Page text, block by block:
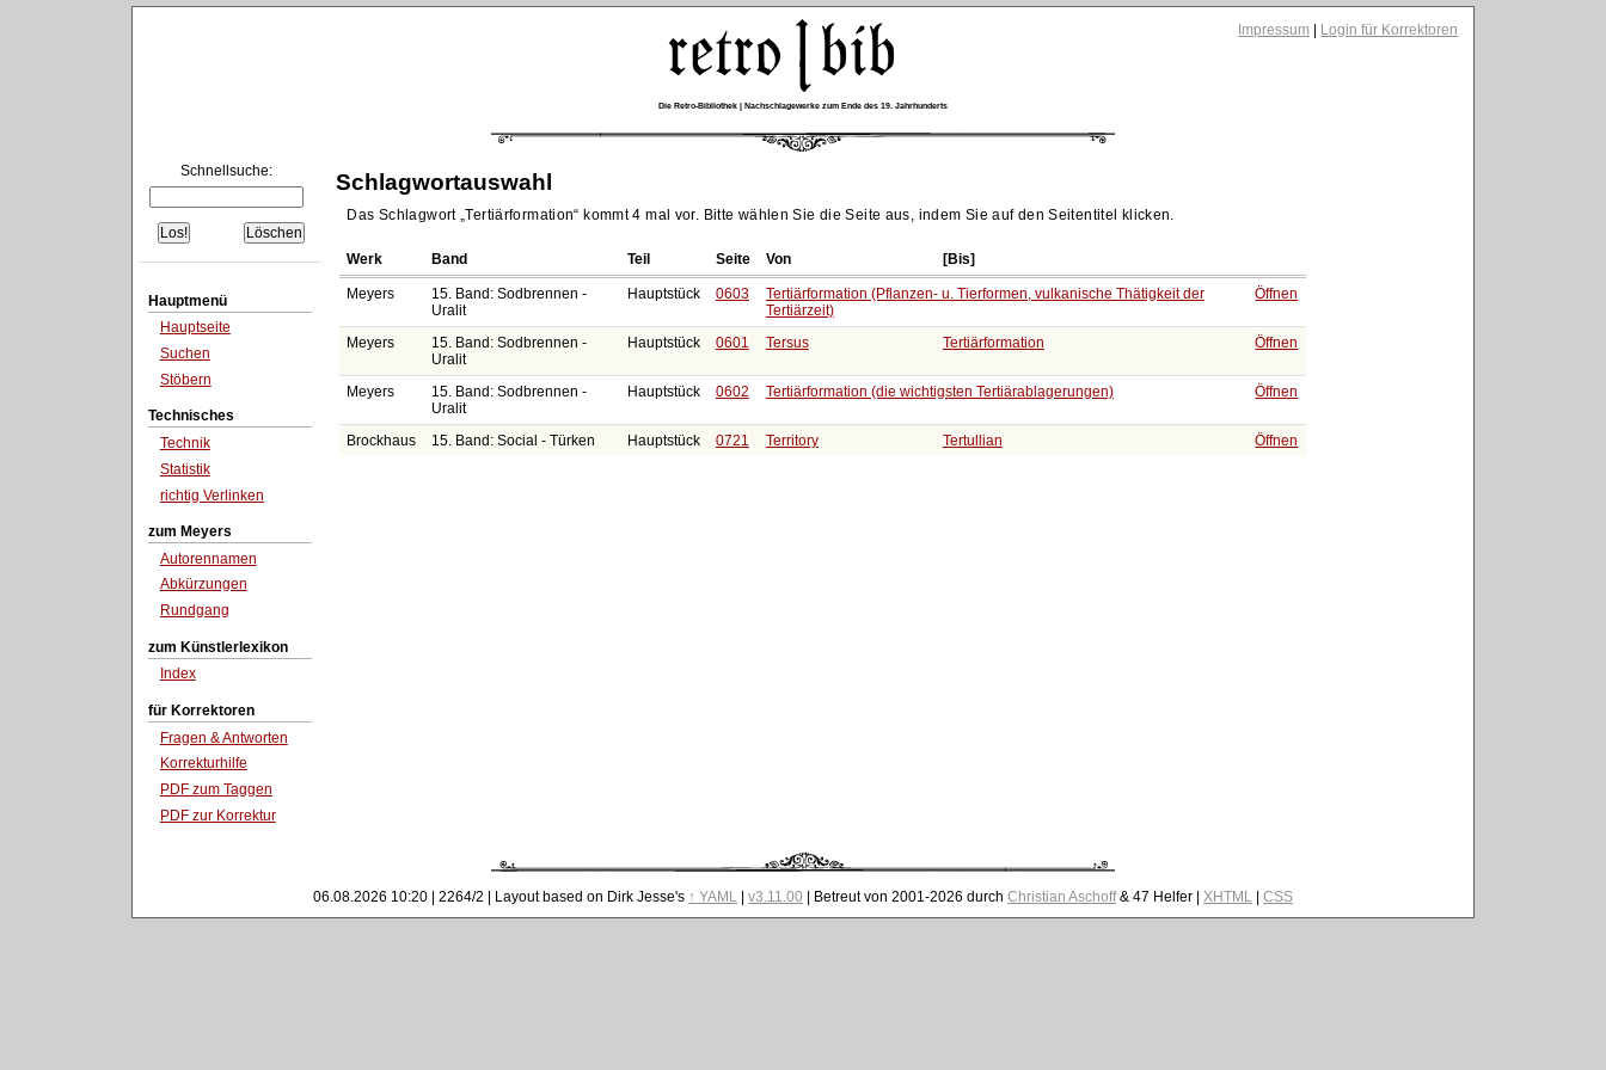
Impressum Login für Korrektoren
Die Retro-Bibliothek | Nachschlagewerke zum Ende des 19. Jahrhunderts
Schnellsuche:
Hauptmenü
Hauptseite
Suchen
Stöbern
Technisches
Technik
Statistik
richtig Verlinken
zum Meyers
Autorennamen
Abkürzungen
Rundgang
zum Künstlerlexikon
Index
für Korrektoren
Fragen & Antworten
Korrekturhilfe
PDF zum Taggen
PDF zur Korrektur
Schlagwortauswahl
Das Schlagwort Tertiärformation kommt 4 mal vor. Bitte wählen Sie die Seite aus, indem Sie auf den Seitentitel klicken.
Werk Band Teil Seite Von [Bis]
Meyers
15. Band: Sodbrennen -
Uralit
Hauptstück 0603
Tertiärformation (Pflanzen- u. Tierformen, vulkanische Thätigkeit der
Tertiärzeit)
Öffnen
Meyers
15. Band: Sodbrennen -
Uralit
Hauptstück 0601 Tersus Tertiärformation Öffnen
Meyers
15. Band: Sodbrennen -
Uralit
Hauptstück 0602 Tertiärformation (die wichtigsten Tertiärablagerungen) Öffnen
Brockhaus 15. Band: Social - Türken Hauptstück 0721 Territory Tertullian Öffnen
06.08.2026 10:20 | 2264/2 | Layout based on Dirk Jesse's ↑ YAML| v3.11.00 | Betreut von 2001-2026 durch Christian Aschoff& 47 Helfer | XHTML| CSS